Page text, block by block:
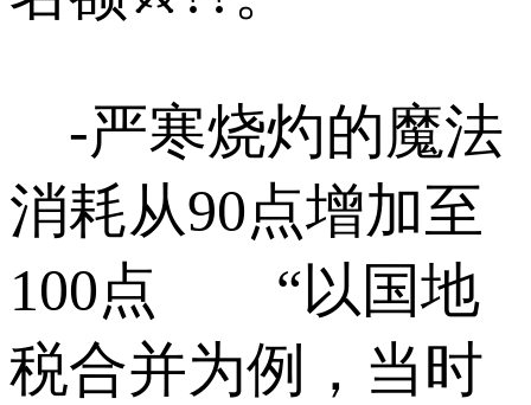
-严寒烧灼的魔法
消耗从90点增加至
100点 “以国地
税合并为例，当时